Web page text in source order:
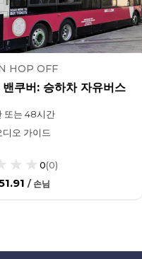
HOP OFF
쿠버: 승하차 자유버스
또는 48시간
디오 가이드
0(0)
/ 손님